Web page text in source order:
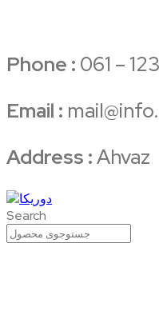
Phone : 061 –
Email :
Address :Ahvaz
Search